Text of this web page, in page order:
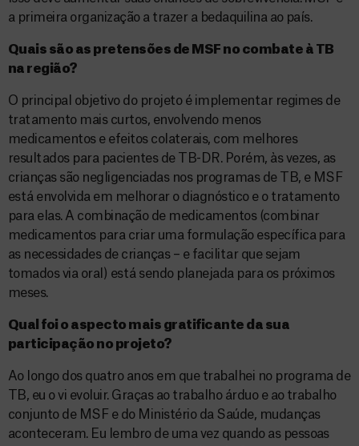
a primeira organização a trazer a bedaquilina ao país.
Quais são as pretensões de MSF no combate à TB
na região?
O principal objetivo do projeto é implementar regimes de
tratamento mais curtos, envolvendo menos
medicamentos e efeitos colaterais, com melhores
resultados para pacientes de TB-DR. Porém, às vezes, as
crianças são negligenciadas nos programas de TB, e MSF
está envolvida em melhorar o diagnóstico e o tratamento
para elas. A combinação de medicamentos (combinar
medicamentos para criar uma formulação específica para
as necessidades de crianças – e facilitar que sejam
tomados via oral) está sendo planejada para os próximos
meses.
Qual foi o aspecto mais gratificante da sua
participação no projeto?
Ao longo dos quatro anos em que trabalhei no programa de
TB, eu o vi evoluir. Graças ao trabalho árduo e ao trabalho
conjunto de MSF e do Ministério da Saúde, mudanças
aconteceram. Eu lembro de uma vez quando as pessoas